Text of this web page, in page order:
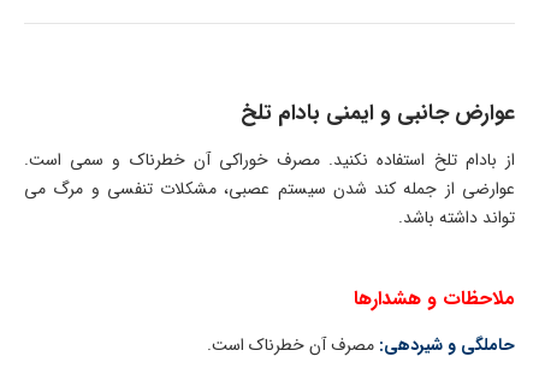
عوارض جانبی و ایمنی بادام تلخ
از بادام تلخ استفاده نکنید. مصرف خوراکی آن خطرناک و سمی است.
عوارضی از جمله کند شدن سیستم عصبی، مشکلات تنفسی و مرگ می
تواند داشته باشد.
ملاحظات و هشدارها
حاملگی و شیردهی: مصرف آن خطرناک است.